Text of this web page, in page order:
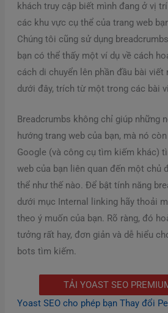
khách truy cập biết mình đang ở vị
các khu vực cụ thể của trang web
Chúng tôi cũng sử dụng
bạn có thể thấy một ví dụ về cách
cách di chuyển lên phần đầu bài viết
dưới đây, trích từ một trong các bài
Breadcrumbs không chỉ giúp những
hướng trang web của bạn, mà nó
Google (và công cụ tìm kiếm khác)
web của bạn liên quan đến một chủ
thể như thế nào. Để bật tính năng
dưới mục Internal linking hãy thoải
theo ý muốn của bạn. Rõ ràng, đó
tưởng rất hay, đơn giản và dễ hiểu
bots tìm kiếm.
TẢI YOAST SEO
Yoast SEO cho phép bạn Thay đổi